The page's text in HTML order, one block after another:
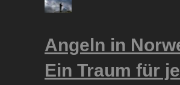
Angeln in
Ein Traum für